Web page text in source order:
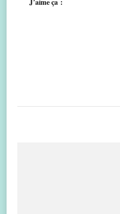
J’aime ça :